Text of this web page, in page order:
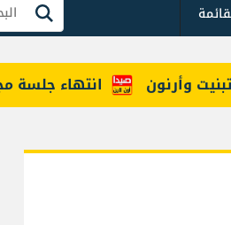
بحث
انتهاء جلسة مجلس